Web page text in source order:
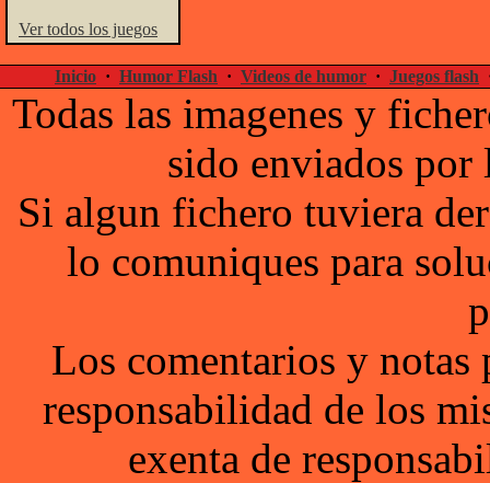
Ver todos los juegos
Inicio · Humor Flash · Videos de humor · Juegos flash
Todas las imagenes y
sido enviados por
Si algun fichero tuviera
lo comuniques para
Los comentarios y notas
responsabilidad de los
exenta de